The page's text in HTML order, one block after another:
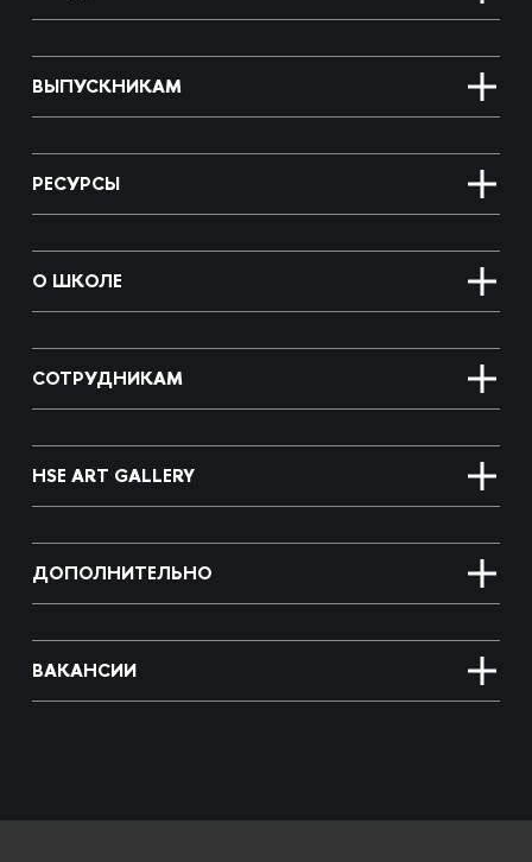
ВЫПУСКНИКАМ
РЕСУРСЫ
О ШКОЛЕ
СОТРУДНИКАМ
HSE ART GALLERY
ДОПОЛНИТЕЛЬНО
ВАКАНСИИ